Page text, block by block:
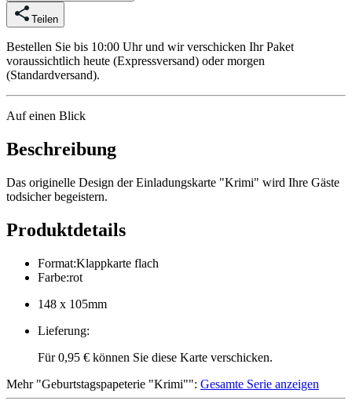
Teilen
Bestellen Sie bis 10:00 Uhr und wir verschicken Ihr Paket
voraussichtlich heute (Expressversand) oder morgen
(Standardversand).
Auf einen Blick
Beschreibung
Das originelle Design der Einladungskarte "Krimi" wird Ihre Gäste
todsicher begeistern.
Produktdetails
Format:Klappkarte flach
Farbe:rot
148 x 105mm
Lieferung:
Für 0,95 € können Sie diese Karte verschicken.
Mehr"Geburtstagspapeterie "Krimi"": Gesamte Serie anzeigen